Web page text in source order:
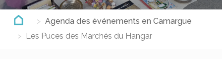
Agenda des événements en Camargue
Les Puces des Marchés du Hangar